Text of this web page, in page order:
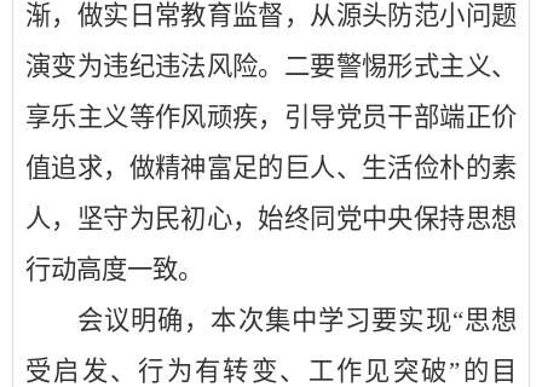
渐，做实日常教育监督，从源头防范小问题
演变为违纪违法风险。二要警惕形式主义、
享乐主义等作风顽疾，引导党员干部端正价
值追求，做精神富足的巨人、生活俭朴的素
人，坚守为民初心，始终同党中央保持思想
行动高度一致。
会议明确，本次集中学习要实现“思想
受启发、行为有转变、工作见突破”的目